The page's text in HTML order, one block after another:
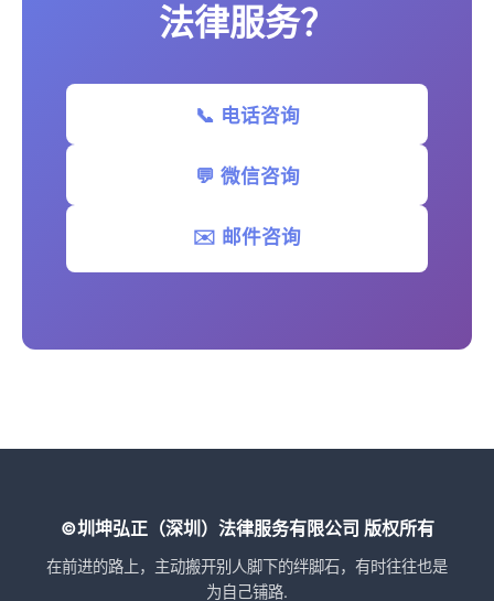
法律服务？
📞 电话咨询
💬 微信咨询
✉️ 邮件咨询
©圳坤弘正（深圳）法律服务有限公司 版权所有
在前进的路上，主动搬开别人脚下的绊脚石，有时往往也是
为自己铺路.